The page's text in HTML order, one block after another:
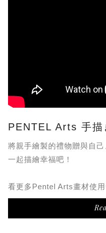
PENTEL Arts 手描
將親手繪製的禮物贈與自
一起描繪幸福吧！
看更多Pentel Arts畫材使用